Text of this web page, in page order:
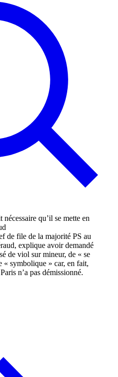
de file de la majorité PS au
explique avoir demandé
de viol sur mineur, de « se
« symbolique » car, en fait,
n’a pas démissionné.